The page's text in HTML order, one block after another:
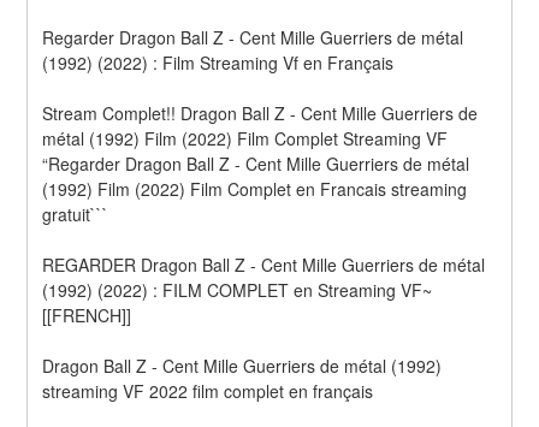
Regarder Dragon Ball Z - Cent Mille Guerriers de métal
(1992) (2022) : Film Streaming Vf en Français
Stream Complet!! Dragon Ball Z - Cent Mille Guerriers de
métal (1992) Film (2022) Film Complet Streaming VF
“Regarder Dragon Ball Z - Cent Mille Guerriers de métal
(1992) Film (2022) Film Complet en Francais streaming
gratuit```
REGARDER Dragon Ball Z - Cent Mille Guerriers de métal
(1992) (2022) : FILM COMPLET en Streaming VF~
[[FRENCH]]
Dragon Ball Z - Cent Mille Guerriers de métal (1992)
streaming VF 2022 film complet en français